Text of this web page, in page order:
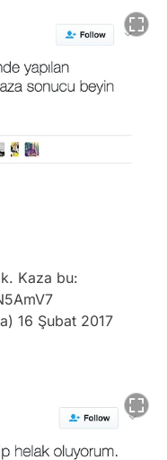
Kaza bu:
16 Şubat 2017